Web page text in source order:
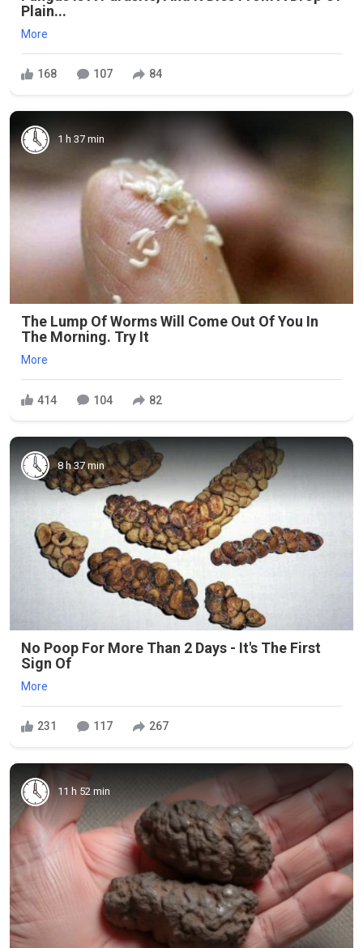
Plain...
More
168 107 84
1 h 37 min
The Lump Of Worms Will Come Out Of You In
The Morning. Try It
More
414 104 82
8 h 37 min
No Poop For More Than 2 Days - It's The First
Sign Of
More
231 117 267
11 h 52 min